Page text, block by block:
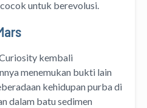
untuk berevolusi.
kembali
menemukan bukti lain
kehidupan purba di
dalam batu sedimen